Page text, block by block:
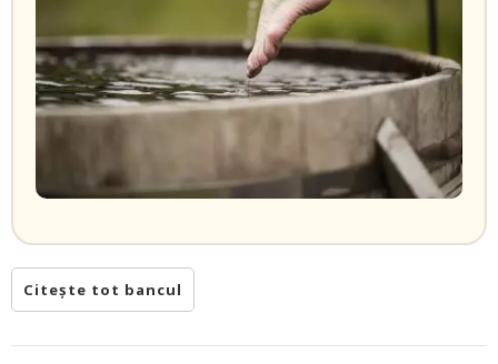
Citește tot bancul